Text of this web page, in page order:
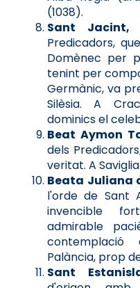
(1038).
Sant Jacint,
Predicadors,
Domènec per
tenint per
Germànic, va
Silèsia. A
dominics el
Beat Aymon
dels
veritat. A
Beata Juliana
l'orde de Sant
invencible
admirable
Palància, prop
Sant